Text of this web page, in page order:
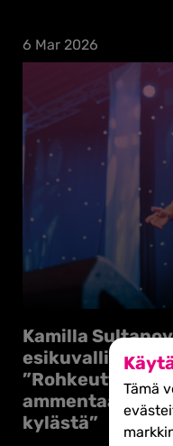
Tämä
6 Mar 2026
Kamilla
esikuvallista
”Rohkeutta ei voi
ammentaa vain
kylästä”